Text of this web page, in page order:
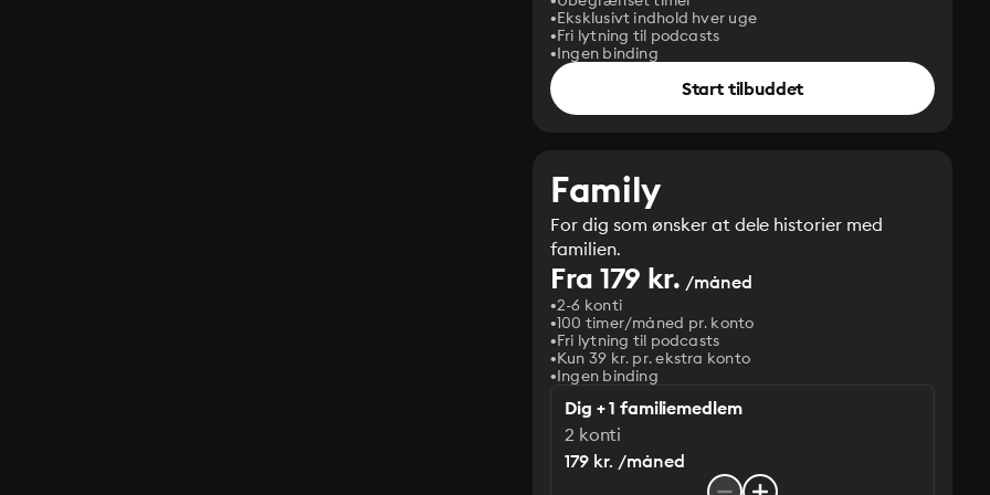
Eksklusivt indhold hver uge
Fri lytning til podcasts
Ingen binding
Start tilbuddet
Family
For dig som ønsker at dele historier med
familien.
Fra 179 kr. /måned
2-6 konti
100 timer/måned pr. konto
Fri lytning til podcasts
Kun 39 kr. pr. ekstra konto
Ingen binding
Dig + 1 familiemedlem
2 konti
179 kr. /måned